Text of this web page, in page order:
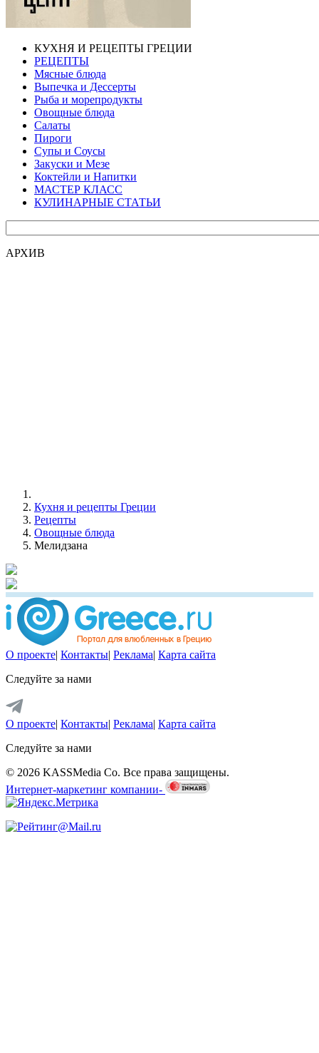
КУХНЯ И РЕЦЕПТЫ ГРЕЦИИ
РЕЦЕПТЫ
Мясные блюда
Выпечка и Дессерты
Рыба и морепродукты
Овощные блюда
Салаты
Пироги
Супы и Соусы
Закуски и Мезе
Коктейли и Напитки
МАСТЕР КЛАСС
КУЛИНАРНЫЕ СТАТЬИ
АРХИВ
Кухня и рецепты Греции
Рецепты
Овощные блюда
Мелидзана
О проекте| Контакты| Реклама| Карта сайта
Следуйте за нами
О проекте| Контакты| Реклама| Карта сайта
Следуйте за нами
© 2026 KASSMedia Co. Все права защищены.
Интернет-маркетинг компании-